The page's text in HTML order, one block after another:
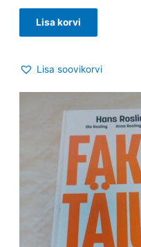
Lisa korvi
Lisa soovikorvi